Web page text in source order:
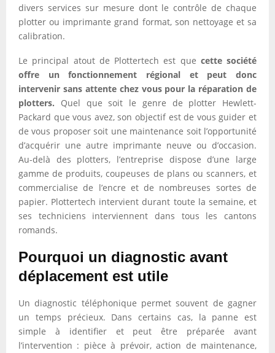
divers services sur mesure dont le contrôle de chaque
plotter ou imprimante grand format, son nettoyage et sa
calibration.
Le principal atout de Plottertech est que cette société
offre un fonctionnement régional et peut donc
intervenir sans attente chez vous pour la réparation de
plotters. Quel que soit le genre de plotter Hewlett-
Packard que vous avez, son objectif est de vous guider et
de vous proposer soit une maintenance soit l’opportunité
d’acquérir une autre imprimante neuve ou d’occasion.
Au-delà des plotters, l’entreprise dispose d’une large
gamme de produits, coupeuses de plans ou scanners, et
commercialise de l’encre et de nombreuses sortes de
papier. Plottertech intervient durant toute la semaine, et
ses techniciens interviennent dans tous les cantons
romands.
Pourquoi un diagnostic avant
déplacement est utile
Un diagnostic téléphonique permet souvent de gagner
un temps précieux. Dans certains cas, la panne est
simple à identifier et peut être préparée avant
l’intervention : pièce à prévoir, action de maintenance,